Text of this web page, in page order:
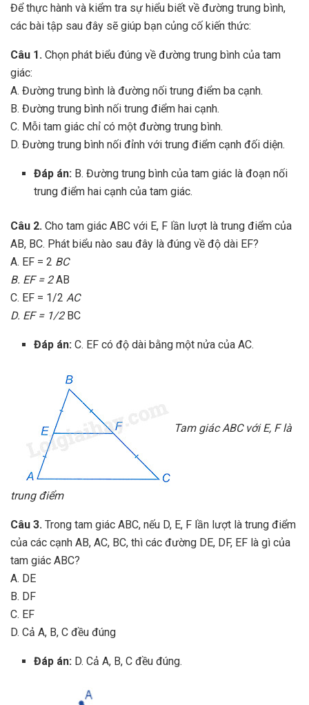
Để thực hành và kiểm tra sự hiểu biết về đường trung bình,
các bài tập sau đây sẽ giúp bạn củng cố kiến thức:
Câu 1. Chọn phát biểu đúng về đường trung bình của tam
giác:
A. Đường trung bình là đường nối trung điểm ba cạnh.
B. Đường trung bình nối trung điểm hai cạnh.
C. Mỗi tam giác chỉ có một đường trung bình.
D. Đường trung bình nối đỉnh với trung điểm cạnh đối diện.
Đáp án: B. Đường trung bình của tam giác là đoạn nối
trung điểm hai cạnh của tam giác.
Câu 2. Cho tam giác ABC với E, F lần lượt là trung điểm của
AB, BC. Phát biểu nào sau đây là đúng về độ dài EF?
A. EF = 2 BC
B. EF = 2AB
C. EF = 1/2 AC
D. EF = 1/2 BC
Đáp án: C. EF có độ dài bằng một nửa của AC.
Tam giác ABC với E, F là
trung điểm
Câu 3. Trong tam giác ABC, nếu D, E, F lần lượt là trung điểm
của các cạnh AB, AC, BC, thì các đường DE, DF, EF là gì của
tam giác ABC?
A. DE
B. DF
C. EF
D. Cả A, B, C đều đúng
Đáp án: D. Cả A, B, C đều đúng.